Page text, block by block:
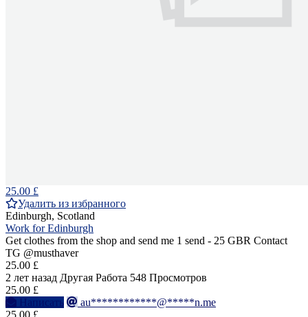
25.00 £
Удалить из избранного
Edinburgh, Scotland
Work for Edinburgh
Get clothes from the shop and send me 1 send - 25 GBR Contact
TG @musthaver
25.00 £
2 лет назад Другая Работа 548 Просмотров
25.00 £
Написать
au************@*****n.me
25.00 £